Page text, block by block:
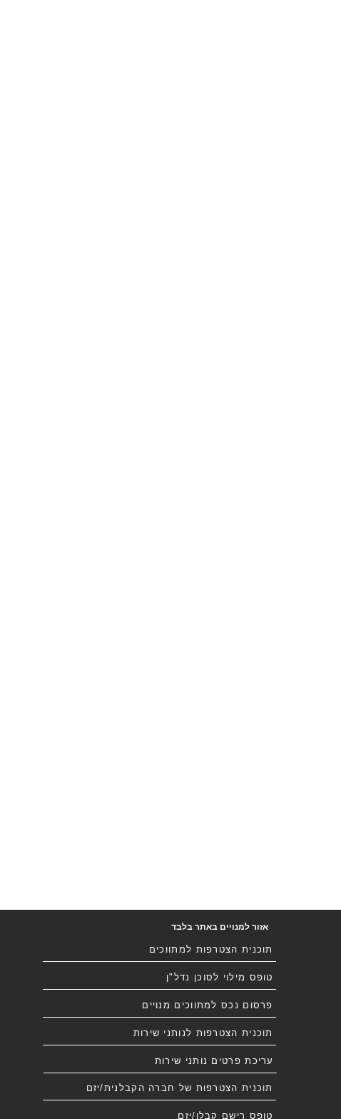
אזור למנויים באתר בלבד
תוכנית הצטרפות למתווכים
טופס מילוי לסוכן נדל"ן
פרסום נכס למתווכים מנויים
תוכנית הצטרפות לנותני שירות
עריכת פרטים נותני שירות
תוכנית הצטרפות של חברה הקבלנית/יזם
טופס רישם קבלן/יזם